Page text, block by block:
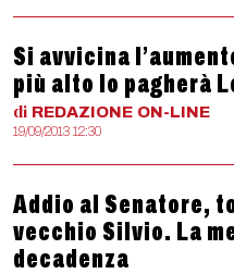
Si avvicina
più alto lo pagherà
di REDAZIONE ON-LINE
19/09/2013 12:30
Addio al Senatore,
vecchio Silvio. La
decadenza